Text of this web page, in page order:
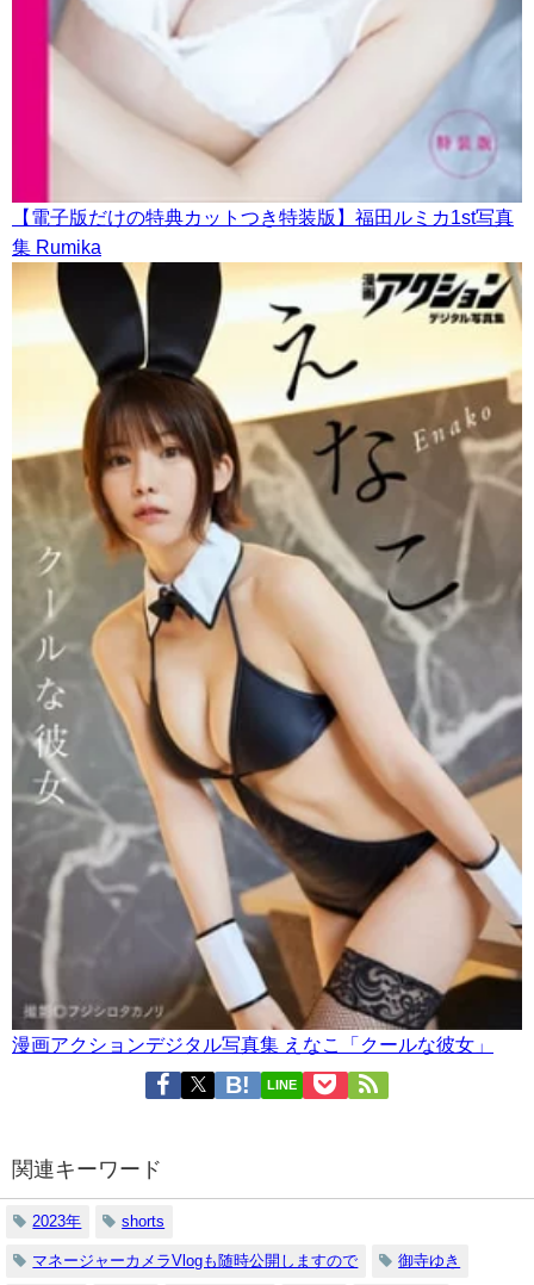
【電子版だけの特典カットつき特装版】福田ルミカ1st写真
集 Rumika
漫画アクションデジタル写真集 えなこ「クールな彼女」
LINE
関連キーワード
2023年 shorts
マネージャーカメラVlogも随時公開しますので 御寺ゆき